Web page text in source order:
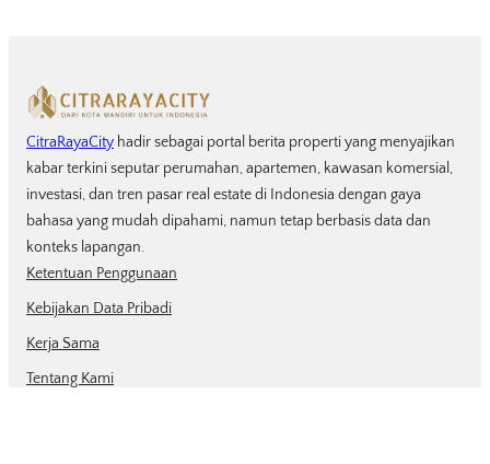
CitraRayaCity hadir sebagai portal berita properti yang menyajikan
kabar terkini seputar perumahan, apartemen, kawasan komersial,
investasi, dan tren pasar real estate di Indonesia dengan gaya
bahasa yang mudah dipahami, namun tetap berbasis data dan
konteks lapangan.
Ketentuan Penggunaan
Kebijakan Data Pribadi
Kerja Sama
Tentang Kami